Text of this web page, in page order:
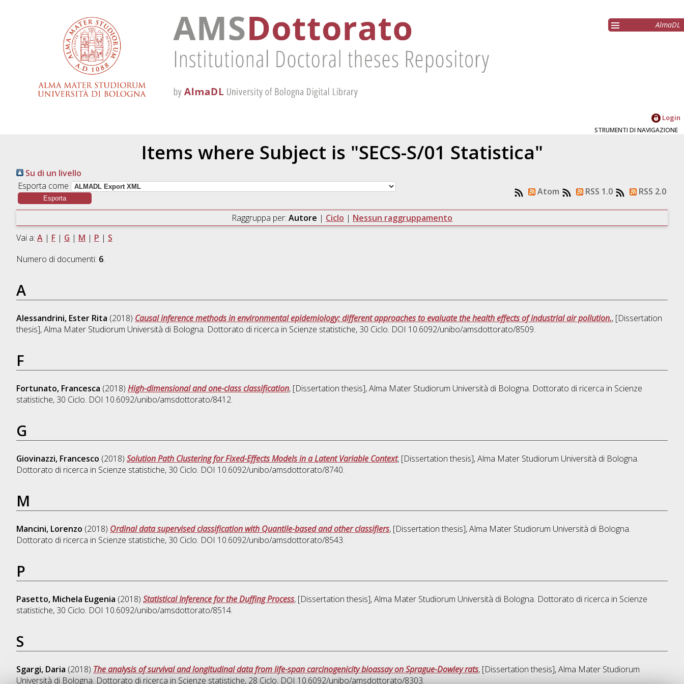
AlmaDL
Login
STRUMENTI DI NAVIGAZIONE
Items where Subject is "SECS-S/01 Statistica"
Su di un livello
Esporta come
Atom RSS 1.0 RSS 2.0
Raggruppa per: Autore | Ciclo | Nessun raggruppamento
Vai a: A| F| G | M | P | S
Numero di documenti: 6.
A
Alessandrini, Ester Rita (2018) Causal inference methods in environmental epidemiology: different approaches to evaluate the health effects of industrial air pollution., [Dissertation
thesis], Alma Mater Studiorum Università di Bologna. Dottorato di ricerca in Scienze statistiche, 30 Ciclo. DOI 10.6092/unibo/amsdottorato/8509.
F
Fortunato, Francesca (2018) High-dimensional and one-class classification, [Dissertation thesis], Alma Mater Studiorum Università di Bologna. Dottorato di ricerca in Scienze
statistiche, 30 Ciclo. DOI 10.6092/unibo/amsdottorato/8412.
G
Giovinazzi, Francesco (2018) Solution Path Clustering for Fixed-Effects Models in a Latent Variable Context, [Dissertation thesis], Alma Mater Studiorum Università di Bologna.
Dottorato di ricerca in Scienze statistiche, 30 Ciclo. DOI 10.6092/unibo/amsdottorato/8740.
M
Mancini, Lorenzo (2018) Ordinal data supervised classification with Quantile-based and other classifiers, [Dissertation thesis], Alma Mater Studiorum Università di Bologna.
Dottorato di ricerca in Scienze statistiche, 30 Ciclo. DOI 10.6092/unibo/amsdottorato/8543.
P
Pasetto, Michela Eugenia (2018) Statistical Inference for the Duffing Process, [Dissertation thesis], Alma Mater Studiorum Università di Bologna. Dottorato di ricerca in Scienze
statistiche, 30 Ciclo. DOI 10.6092/unibo/amsdottorato/8514.
S
Sgargi, Daria (2018) The analysis of survival and longitudinal data from life-span carcinogenicity bioassay on Sprague-Dowley rats, [Dissertation thesis], Alma Mater Studiorum
Università di Bologna. Dottorato di ricerca in Scienze statistiche, 28 Ciclo. DOI 10.6092/unibo/amsdottorato/8303.